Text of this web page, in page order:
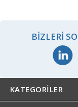
BIZLERI
KATEGORILER